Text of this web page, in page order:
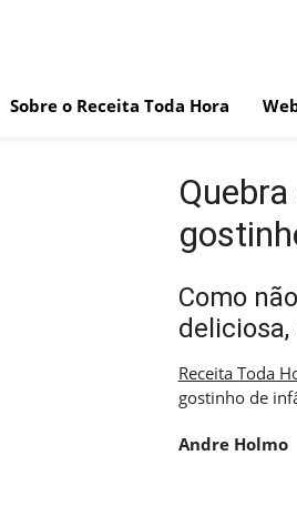
Sobre o Receita Toda Hora
Como
Receita Toda
gostinho de
Andre Holmo